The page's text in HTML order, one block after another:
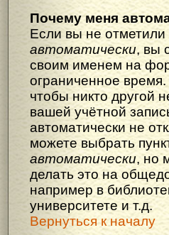
Почему меня
Если вы не отметили
автоматически, вы
своим именем на
ограниченное
чтобы никто другой
вашей учётной
автоматически не
можете выбрать
автоматически, но
делать это на
например в
университете и т.д.
Вернуться к началу